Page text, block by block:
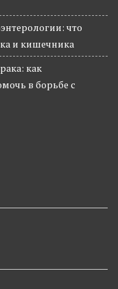
что
и кишечника
как
в борьбе с